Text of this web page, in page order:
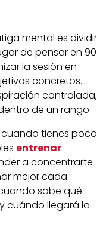
mental es dividir
de pensar en 90
la sesión en
concretos.
controlada,
de un rango.
tienes poco
entrenar
a concentrarte
mejor cada
sabe qué
cuándo llegará la